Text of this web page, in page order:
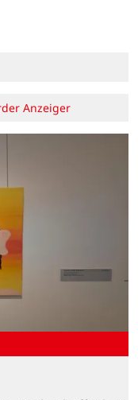
Anzeiger